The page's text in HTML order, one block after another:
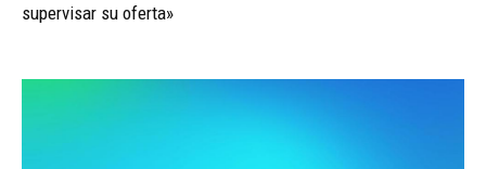
supervisar su oferta»